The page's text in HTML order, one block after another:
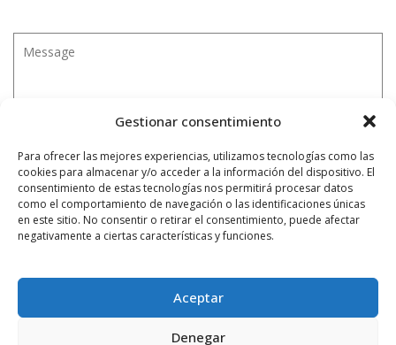
Gestionar consentimiento
Para ofrecer las mejores experiencias, utilizamos tecnologías como las
cookies para almacenar y/o acceder a la información del dispositivo. El
consentimiento de estas tecnologías nos permitirá procesar datos
como el comportamiento de navegación o las identificaciones únicas
en este sitio. No consentir o retirar el consentimiento, puede afectar
negativamente a ciertas características y funciones.
Aceptar
Denegar